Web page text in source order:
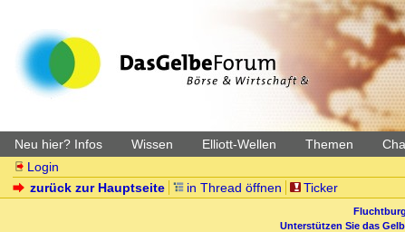
Neu hier? Infos Wissen Elliott-Wellen Themen
Login
zurück zur Hauptseite
in Thread öffnen Ticker
Unterstützen Sie das